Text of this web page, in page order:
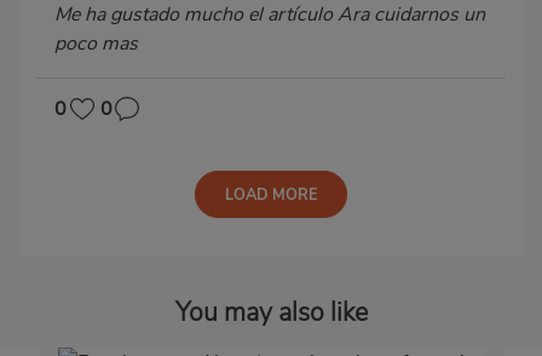
Me ha gustado mucho el artículo Ara cuidarnos un
poco mas
0 0
LOAD MORE
You may also like